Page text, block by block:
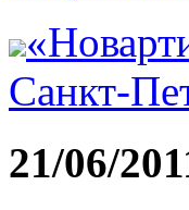
Санкт-
21/06/